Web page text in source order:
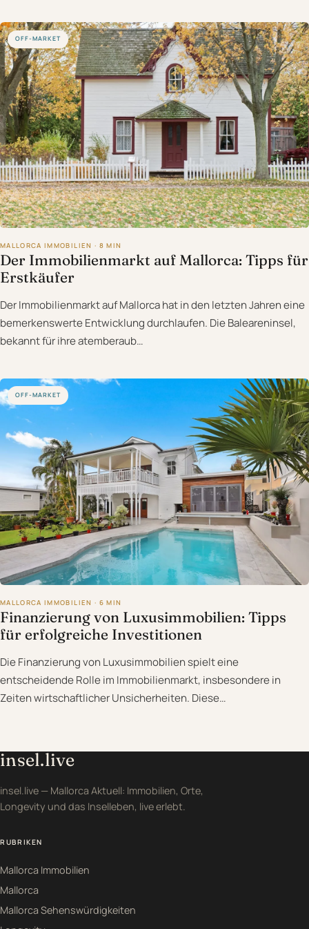
OFF-MARKET
MALLORCA IMMOBILIEN · 8 MIN
Der Immobilienmarkt auf Mallorca: Tipps für
Erstkäufer
Der Immobilienmarkt auf Mallorca hat in den letzten Jahren eine
bemerkenswerte Entwicklung durchlaufen. Die Baleareninsel,
bekannt für ihre atemberaub…
OFF-MARKET
MALLORCA IMMOBILIEN · 6 MIN
Finanzierung von Luxusimmobilien: Tipps
für erfolgreiche Investitionen
Die Finanzierung von Luxusimmobilien spielt eine
entscheidende Rolle im Immobilienmarkt, insbesondere in
Zeiten wirtschaftlicher Unsicherheiten. Diese…
insel.live
insel.live — Mallorca Aktuell: Immobilien, Orte,
Longevity und das Inselleben, live erlebt.
RUBRIKEN
Mallorca Immobilien
Mallorca
Mallorca Sehenswürdigkeiten